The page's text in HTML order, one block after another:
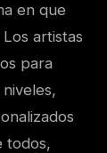
en que
artistas
para
todos,